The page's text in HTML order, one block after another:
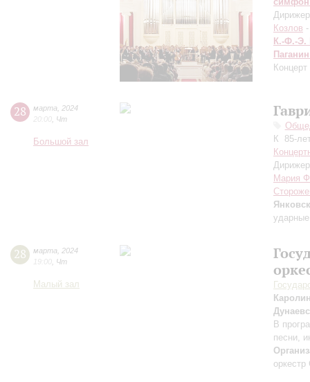
Козлов
К.-Ф.-Э.
28 марта
2024
20:00 Чт
Большой зал
К 85-
Мария
28 марта
2024
19:00 Чт
Малый зал
В
песни,
оркестр